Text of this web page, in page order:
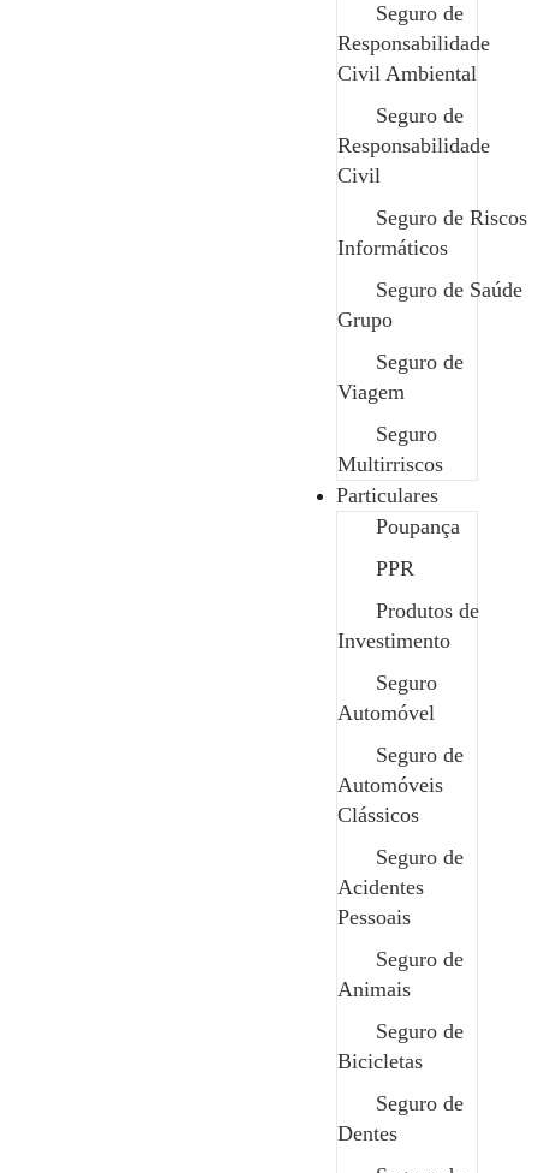
Seguro de
Responsabilidade
Civil Ambiental
Seguro de
Responsabilidade
Civil
Seguro de Riscos
Informáticos
Seguro de Saúde
Grupo
Seguro de
Viagem
Seguro
Multirriscos
Particulares
Poupança
PPR
Produtos de
Investimento
Seguro
Automóvel
Seguro de
Automóveis
Clássicos
Seguro de
Acidentes
Pessoais
Seguro de
Animais
Seguro de
Bicicletas
Seguro de
Dentes
Cumprimento das obrigações legais;
Proteção financeira para a empresa;
Reforço da confiança dos clientes, promovendo a
Possibilidade de personalizar a apólice para as
necessidades específicas da atividade turística;
esclareça todas as dúvidas e obtenha as informações
que precisa de forma rápida e clara.